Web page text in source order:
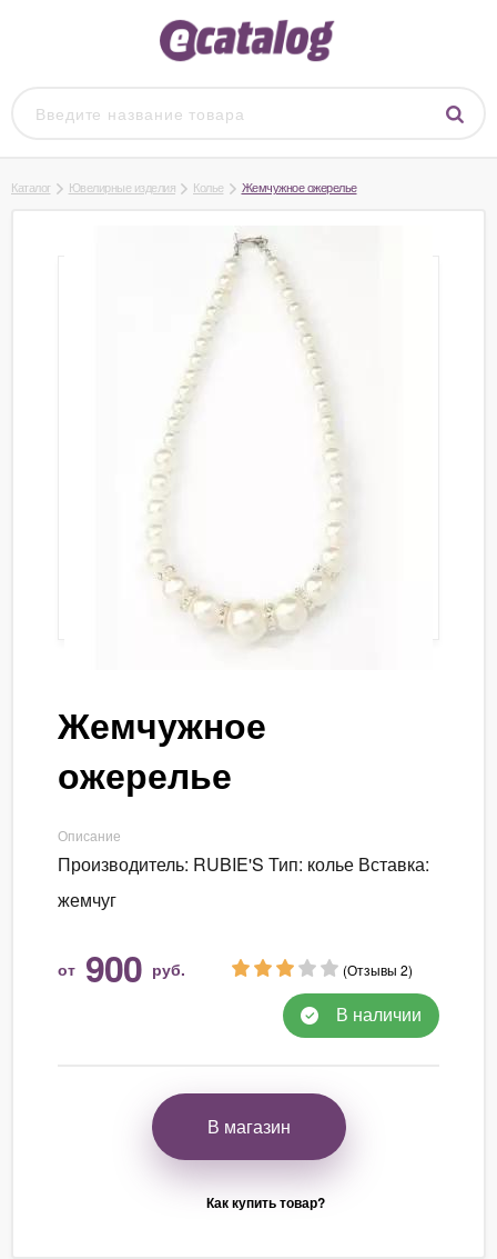
Каталог Ювелирные изделия Колье Жемчужное ожерелье
Жемчужное
ожерелье
Описание
Производитель: RUBIE'S Тип: колье Вставка:
жемчуг
от 900 руб. (Отзывы 2)
В наличии
В магазин
Как купить товар?